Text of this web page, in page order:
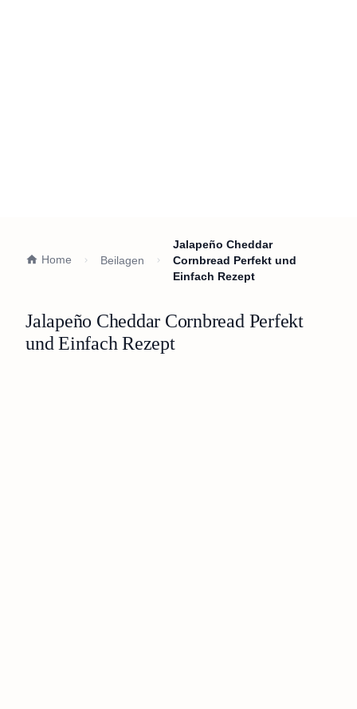
Home Beilagen
Jalapeño Cheddar
Cornbread Perfekt und
Einfach Rezept
Jalapeño Cheddar Cornbread Perfekt
und Einfach Rezept